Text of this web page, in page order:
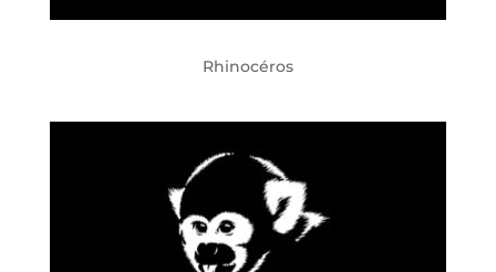
Rhinocéros